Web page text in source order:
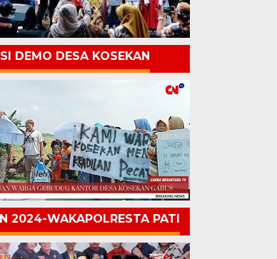
DEMO DESA KOSEKAN
2024-WAKAPOLRESTA PATI